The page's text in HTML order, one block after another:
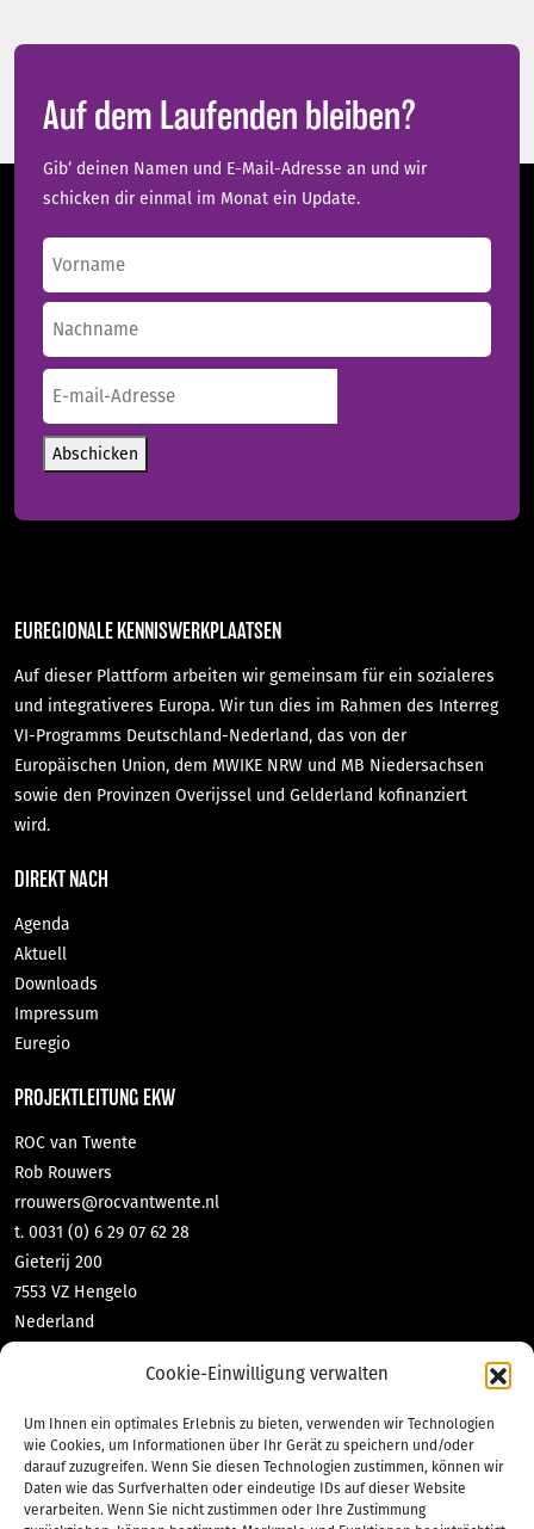
Cookie-Einwilligung verwalten
Um Ihnen ein optimales Erlebnis zu bieten, verwenden wir Technologien
wie Cookies, um Informationen über Ihr Gerät zu speichern und/oder
darauf zuzugreifen. Wenn Sie diesen Technologien zustimmen, können wir
Daten wie das Surfverhalten oder eindeutige IDs auf dieser Website
verarbeiten. Wenn Sie nicht zustimmen oder Ihre Zustimmung
Auf dem Laufenden bleiben?
Gib‘ deinen Namen und E-Mail-Adresse an und wir
schicken dir einmal im Monat ein Update.
Vorname
Nachname
Adresse(erforderlich)
Abschicken
EUREGIONALE KENNISWERKPLAATSEN
Auf dieser Plattform arbeiten wir gemeinsam für ein sozialeres
und integrativeres Europa. Wir tun dies im Rahmen des Interreg
VI-Programms Deutschland-Nederland, das von der
Europäischen Union, dem MWIKE NRW und MB Niedersachsen
sowie den Provinzen Overijssel und Gelderland kofinanziert
wird.
DIREKT NACH
Agenda
Aktuell
Downloads
Impressum
Euregio
PROJEKTLEITUNG EKW
ROC van Twente
Rob Rouwers
rrouwers@rocvantwente.nl
t. 0031 (0) 6 29 07 62 28
Gieterij 200
7553 VZ Hengelo
Nederland
t. 0049 (0) 2551 70 471 10
Bahnhofstraße 35
48565 Steinfurt